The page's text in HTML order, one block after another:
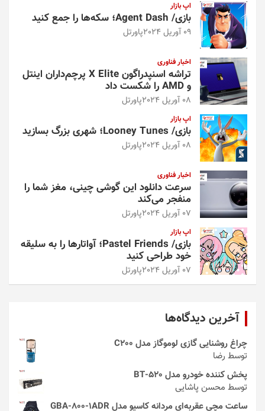
اپ بازار
بازی/ Agent Dash؛ سکه‌ها را جمع کنید
09 آوریل 2024 پاورتل
اخبار فناوری
تراشه اسنپدراگون X Elite پرچم‌داران اینتل
و AMD را شکست داد
08 آوریل 2024 پاورتل
اپ بازار
بازی/ Looney Tunes؛ شهری بزرگ بسازید
08 آوریل 2024 پاورتل
اخبار فناوری
سرعت دانلود این گوشی چینی، مغز شما را
منفجر می‌کند
07 آوریل 2024 پاورتل
اپ بازار
بازی/ Pastel Friends؛ آواتارها را به سلیقه
خود طراحی کنید
07 آوریل 2024 پاورتل
آخرین دیدگاه‌ها
چراغ روشنایی گازی لوموگاز مدل C200
توسط رضا
پخش کننده خودرو مدل 520-BT
توسط محسن پاشایی
ساعت مچی عقربه‌ای مردانه کاسیو مدل GBA-800-1ADR